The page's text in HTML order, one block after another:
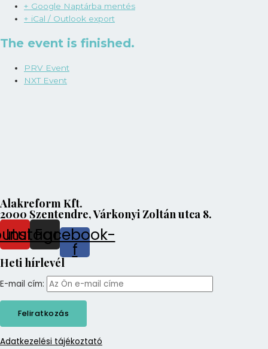
+ Google Naptárba mentés
+ iCal / Outlook export
The event is finished.
PRV Event
NXT Event
Alakreform Kft.
2000 Szentendre, Várkonyi Zoltán utca 8.
Instagram
Facebook-
f
Heti hírlevél
E-mail cím:
Adatkezelési tájékoztató